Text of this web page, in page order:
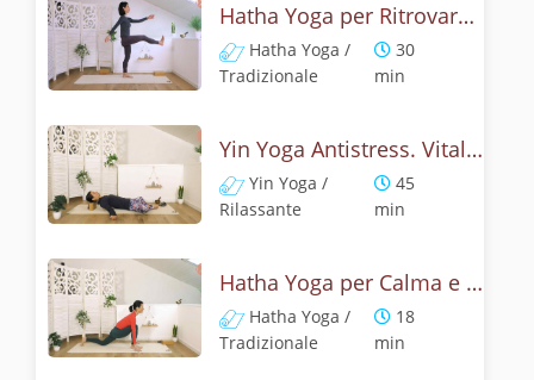
Hatha Yoga per Ritrovare il Centro ed Eliminare le Tensioni
Hatha Yoga /
Tradizionale
30
min
Yin Yoga Antistress. Vitalità dallo stretching profondo
Yin Yoga /
Rilassante
45
min
Hatha Yoga per Calma e Radicamento
Hatha Yoga /
Tradizionale
18
min